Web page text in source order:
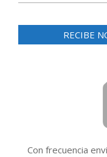
RECIBE
Con frecuencia